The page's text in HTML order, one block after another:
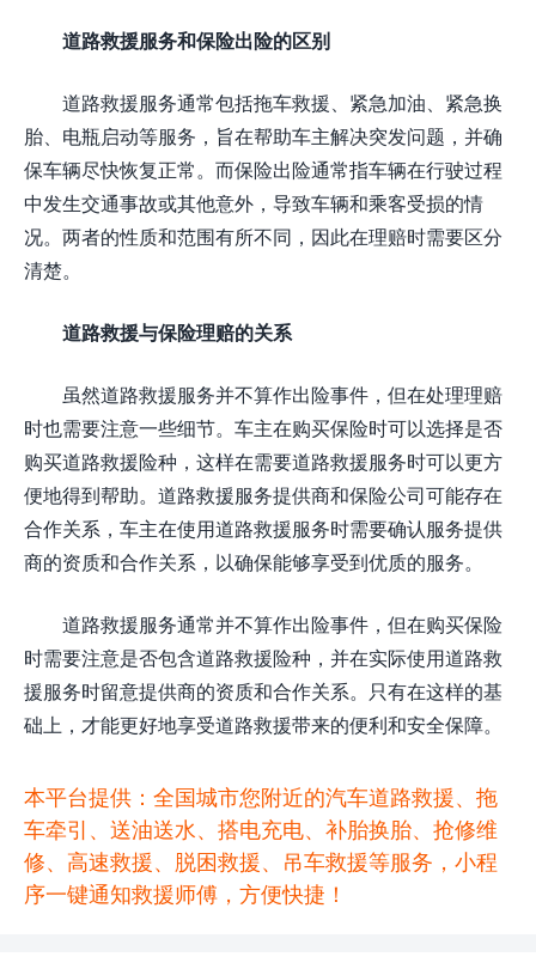
道路救援服务和保险出险的区别
道路救援服务通常包括拖车救援、紧急加油、紧急换
胎、电瓶启动等服务，旨在帮助车主解决突发问题，并确
保车辆尽快恢复正常。而保险出险通常指车辆在行驶过程
中发生交通事故或其他意外，导致车辆和乘客受损的情
况。两者的性质和范围有所不同，因此在理赔时需要区分
清楚。
道路救援与保险理赔的关系
虽然道路救援服务并不算作出险事件，但在处理理赔
时也需要注意一些细节。车主在购买保险时可以选择是否
购买道路救援险种，这样在需要道路救援服务时可以更方
便地得到帮助。道路救援服务提供商和保险公司可能存在
合作关系，车主在使用道路救援服务时需要确认服务提供
商的资质和合作关系，以确保能够享受到优质的服务。
道路救援服务通常并不算作出险事件，但在购买保险
时需要注意是否包含道路救援险种，并在实际使用道路救
援服务时留意提供商的资质和合作关系。只有在这样的基
础上，才能更好地享受道路救援带来的便利和安全保障。
本平台提供：全国城市您附近的汽车道路救援、拖
车牵引、送油送水、搭电充电、补胎换胎、抢修维
修、高速救援、脱困救援、吊车救援等服务，小程
序一键通知救援师傅，方便快捷！